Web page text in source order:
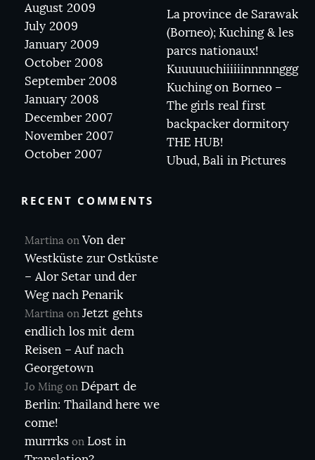
August 2009
July 2009
January 2009
October 2008
September 2008
January 2008
December 2007
November 2007
October 2007
La province de Sarawak
(Borneo); Kuching & les
parcs nationaux!
Kuuuuuchiiiiiinnnnnggg
Kuching on Borneo –
The girls real first
backpacker dormitory
THE HUB!
Ubud, Bali in Pictures
RECENT COMMENTS
Martina onVon der
Westküste zur Ostküste
– Alor Setar und der
Weg nach Penarik
Martina onJetzt gehts
endlich los mit dem
Reisen – Auf nach
Georgetown
Jo Mingon Départ de
Berlin: Thailand here we
come!
murrrks on Lost in